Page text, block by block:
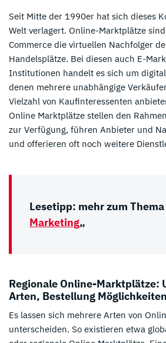
Seit Mitte der 1990er hat sich dieses
Welt verlagert. Online-Marktplätze
Commerce die virtuellen Nachfolger
Handelsplätze. Bei diesen auch E-
Institutionen handelt es sich um
denen mehrere unabhängige
Vielzahl von Kaufinteressenten
Online Marktplätze stellen den
zur Verfügung, führen Anbieter und
und offerieren oft noch weitere
Lesetipp: mehr zum Thema
Marketing„
Regionale Online-Marktplätze:
Arten, Bestellung Möglichkeiten
Es lassen sich mehrere Arten von
unterscheiden. So existieren etwa